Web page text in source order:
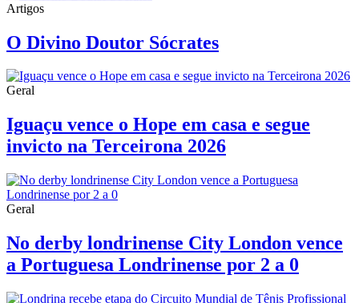
Artigos
O Divino Doutor Sócrates
Geral
Iguaçu vence o Hope em casa e segue
invicto na Terceirona 2026
Geral
No derby londrinense City London vence
a Portuguesa Londrinense por 2 a 0